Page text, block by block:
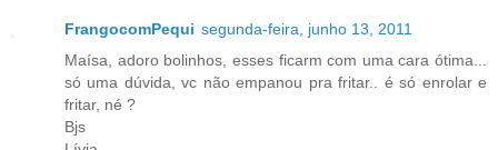
FrangocomPequi segunda-feira, junho 13, 2011
Maísa, adoro bolinhos, esses ficarm com uma cara ótima...
só uma dúvida, vc não empanou pra fritar.. é só enrolar e
fritar, né ?
Bjs